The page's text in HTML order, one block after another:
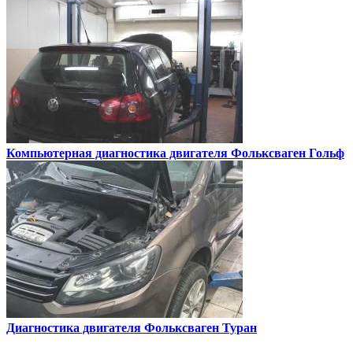
Компьютерная диагностика двигателя Фольксваген Гольф
Диагностика двигателя Фольксваген Туран